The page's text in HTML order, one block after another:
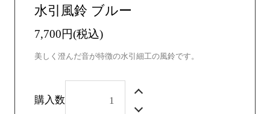
水引風鈴 ブルー
7,700円(税込)
美しく澄んだ音が特徴の水引細工の風鈴です。
購入数